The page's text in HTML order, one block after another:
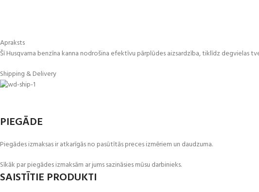
Apraksts
Šī Husqvarna benzīna kanna nodrošina efektīvu pārplūdes aizsardzība, tiklīdz
Shipping & Delivery
PIEGĀDE
Piegādes izmaksas ir atkarīgās no pasūtītās preces izmēriem un daudzuma.
Sīkāk par piegādes izmaksām ar jums sazināsies mūsu darbinieks.
SAISTĪTIE PRODUKTI